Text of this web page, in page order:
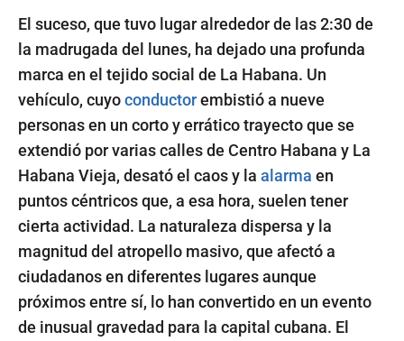
El suceso, que tuvo lugar alrededor de las 2:30 de
la madrugada del lunes, ha dejado una profunda
marca en el tejido social de La Habana. Un
vehículo, cuyoconductorembistió a nueve
personas en un corto y errático trayecto que se
extendió por varias calles de Centro Habana y La
Habana Vieja, desató el caos y la alarma en
puntos céntricos que, a esa hora, suelen tener
cierta actividad. La naturaleza dispersa y la
magnitud del atropello masivo, que afectó a
ciudadanos en diferentes lugares aunque
próximos entre sí, lo han convertido en un evento
de inusual gravedad para la capital cubana. El